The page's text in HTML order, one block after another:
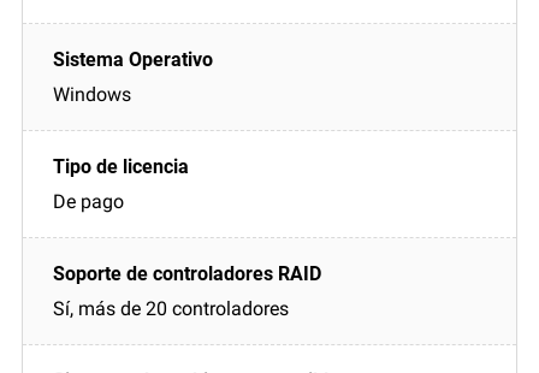
Windows
De pago
Sí, más de 20 controladores